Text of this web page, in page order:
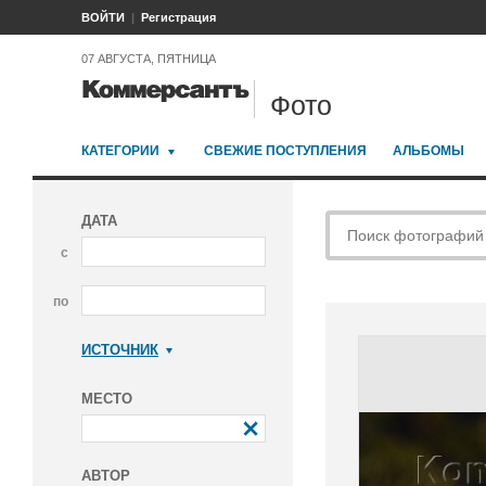
ВОЙТИ Регистрация
07 АВГУСТА, ПЯТНИЦА
Фото
КАТЕГОРИИ СВЕЖИЕ ПОСТУПЛЕНИЯ АЛЬБОМЫ
ДАТА
с
по
ИСТОЧНИК
МЕСТО
АВТОР